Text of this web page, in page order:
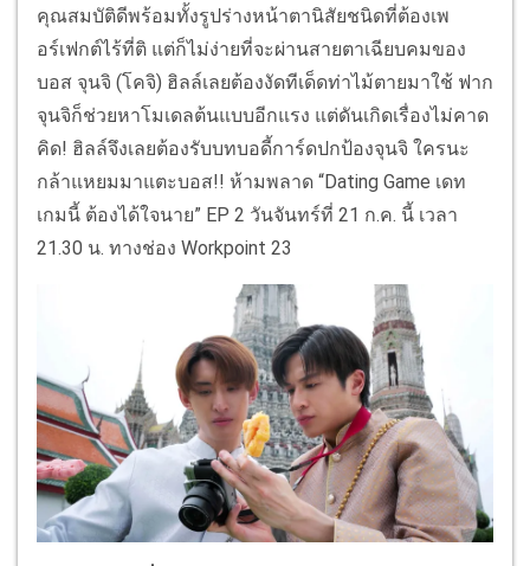
คุณสมบัติดีพร้อมทั้งรูปร่างหน้าตานิสัยชนิดที่ต้องเพ
อร์เฟกต์ไร้ที่ติ แต่ก็ไม่ง่ายที่จะผ่านสายตาเฉียบคมของ
บอส จุนจิ (โคจิ) ฮิลล์เลยต้องงัดทีเด็ดท่าไม้ตายมาใช้ ฟาก
จุนจิก็ช่วยหาโมเดลต้นแบบอีกแรง แต่ดันเกิดเรื่องไม่คาด
คิด! ฮิลล์จึงเลยต้องรับบทบอดี้การ์ดปกป้องจุนจิ ใครนะ
กล้าแหยมมาแตะบอส!! ห้ามพลาด “Dating Game เดท
เกมนี้ ต้องได้ใจนาย” EP 2 วันจันทร์ที่ 21 ก.ค. นี้ เวลา
21.30 น. ทางช่อง Workpoint 23